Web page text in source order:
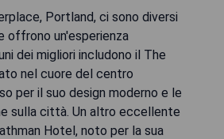
Portland, ci sono diversi
offrono un'esperienza
dei migliori includono il The
nel cuore del centro
per il suo design moderno e le
sulla città. Un altro eccellente
Hotel, noto per la sua